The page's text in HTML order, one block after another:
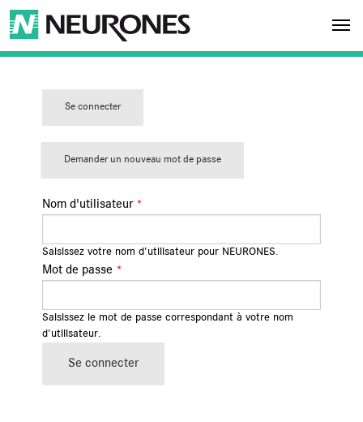
Aller au contenu principal
NEURONES
ONGLETS PRINCIPAUX
Se connecter(ongl
Demander un nouveau mot de passe
Nom d'utilisateur *
Saisissez votre nom d'utilisateur pour NEURONES.
Mot de passe *
Saisissez le mot de passe correspondant à votre nom
d'utilisateur.
Se connecter